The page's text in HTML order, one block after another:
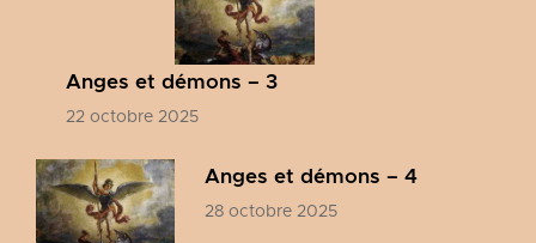
Anges et démons – 3
22 octobre 2025
Anges et démons – 4
28 octobre 2025